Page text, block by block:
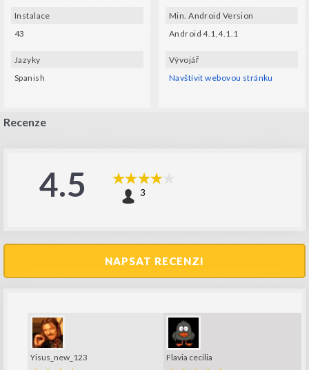
Instalace
43
Jazyky
Spanish
Min. Android Version
Android 4.1,4.1.1
Vývojář
Navštívit webovou stránku
Recenze
4.5 3
NAPSAT RECENZI
Yisus_new_123 Flavia cecilia